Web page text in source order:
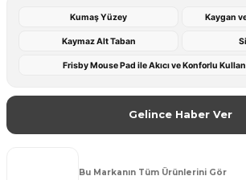
Kumaş Yüzey Kaygan
Kaymaz Alt Taban
Frisby Mouse Pad ile Akıcı ve Konforlu
Gelince Haber Ver
Bu Markanın Tüm Ürünlerini Gör